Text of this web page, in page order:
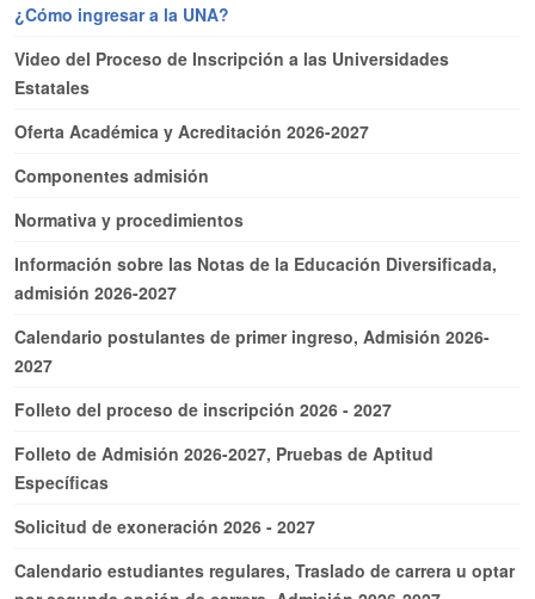
¿Cómo ingresar a la UNA?
Video del Proceso de Inscripción a las Universidades
Estatales
Oferta Académica y Acreditación 2026-2027
Componentes admisión
Normativa y procedimientos
Información sobre las Notas de la Educación Diversificada,
admisión 2026-2027
Calendario postulantes de primer ingreso, Admisión 2026-
2027
Folleto del proceso de inscripción 2026 - 2027
Folleto de Admisión 2026-2027, Pruebas de Aptitud
Específicas
Solicitud de exoneración 2026 - 2027
Calendario estudiantes regulares, Traslado de carrera u optar